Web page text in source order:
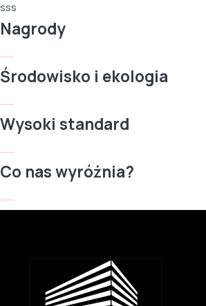
sss
Nagrody
Środowisko i ekologia
Wysoki standard
Co nas wyróżnia?